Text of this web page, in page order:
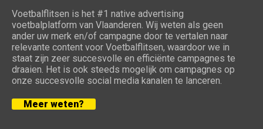
Voetbalflitsen is het #1 native advertising
voetbalplatform van Vlaanderen. Wij weten als geen
ander uw merk en/of campagne door te vertalen naar
relevante content voor Voetbalflitsen, waardoor we in
staat zijn zeer succesvolle en efficiënte campagnes te
draaien. Het is ook steeds mogelijk om campagnes op
onze succesvolle social media kanalen te lanceren.
Meer weten?